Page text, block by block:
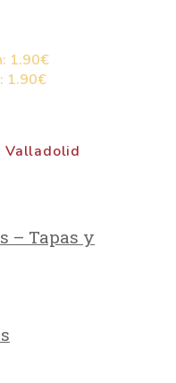
1.90€
1.90€
Valladolid
– Tapas y